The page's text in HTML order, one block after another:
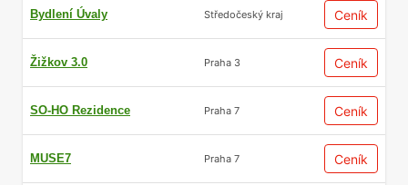
Bydlení Úvaly Středočeský kraj Ceník
Žižkov 3.0 Praha 3 Ceník
SO-HO Rezidence Praha 7 Ceník
MUSE7 Praha 7 Ceník